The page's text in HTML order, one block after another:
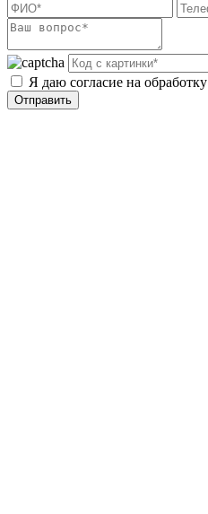
Я даю согласие на обработку
Отправить